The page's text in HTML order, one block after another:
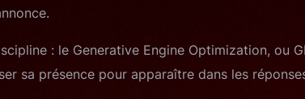
: le Generative Engine Optimization, ou
sa présence pour apparaître dans les